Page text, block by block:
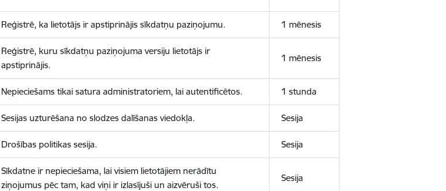
Reģistrē, ka lietotājs ir apstiprinājis sīkdatņu paziņojumu. 1 mēnesis
Reģistrē, kuru sīkdatņu paziņojuma versiju lietotājs ir
apstiprinājis.
1 mēnesis
Nepieciešams tikai satura administratoriem, lai autentificētos. 1 stunda
Sesijas uzturēšana no slodzes dalīšanas viedokļa. Sesija
Drošības politikas sesija. Sesija
Sīkdatne ir nepieciešama, lai visiem lietotājiem nerādītu
ziņojumus pēc tam, kad viņi ir izlasījuši un aizvēruši tos.
Sesija